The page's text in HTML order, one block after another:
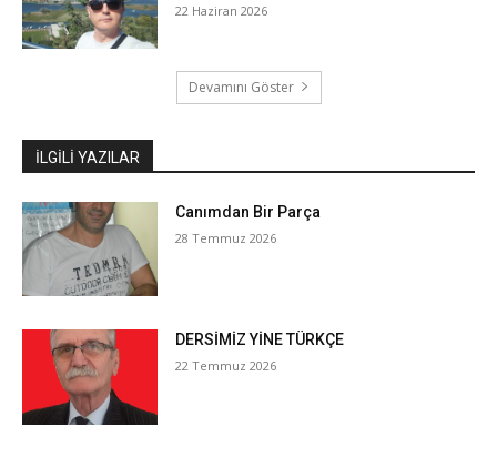
22 Haziran 2026
Devamını Göster
İLGILI YAZILAR
Canımdan Bir Parça
28 Temmuz 2026
DERSİMİZ YİNE TÜRKÇE
22 Temmuz 2026